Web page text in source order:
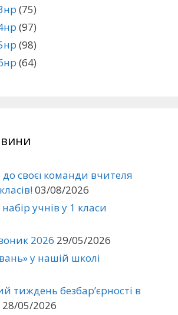
(75)
(97)
(98)
(64)
своєї команди вчителя
03/08/2026
учнів у 1 класи
2026 29/05/2026
у нашій школі
тиждень безбар’єрності в
28/05/2026